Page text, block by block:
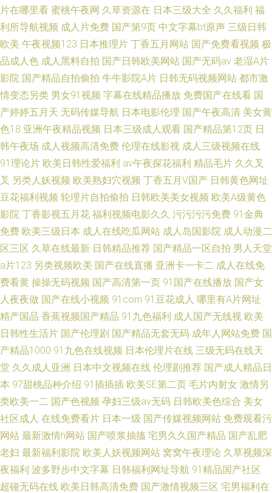
片在哪里看 蜜桃午夜网 久草资源在 日本三级大全 久久福利 福
利所导航视频 成人片免费 国产第9页 中文字幕bt原声 三级日韩
欧美 午夜视频123 日本推理片 丁香五月网站 国产免费看视频 极
品成人色 成人黑料自拍 国产日韩欧美网站 国产无码av 老湿A片
影院 国产精品自拍偷拍 牛牛影院A片 日韩无码视频网站 都市激
情变态另类 男女91视频 字幕在线精品播放 免费国产在线看 国
产婷婷五月天 无码传媒导航 日本电影伦理 国产午夜高清 美女黄
色18 亚洲午夜精品视频 日本三级成人观看 国产精品第12页 日
韩午夜场 成人视频高清免费 伦理在线影视 成人三级视频在线
91理论片 欧美日韩性爱福利 av午夜探花福利 精品毛片 久久叉
叉 另类人妖视频 欧美熟妇穴视频 丁香五月V国产 日韩黄色网址
豆花福利视频 轮理片自拍偷拍 日韩欧美美女视频 欧美A级黄色
影院 丁香影视五月花 福利视频电影久久 污污污污免费 91金典
免费 欧美三级日本 成人在线吃瓜网站 成人岛国影院 成人动漫二
区三区 久草在线最新 日韩精品推荐 国产精品一区自拍 男人天堂
a片123 另类视频欧美 国产在线直播 亚洲卡一卡二 成人在线免
费看黄 操操无码视频 国产高清第一页 91国产在线播放 国产女
人夜夜做 国产在线小视频 91com 91豆花成人 哪里有A片网址
精产国品 香蕉视频国产精品 91九色福利 成人国产无线视 欧美
日韩性生活片 国产伦理剧 国产精品无套无码 成年人网站免费 国
产精品1000 91九色在线视频 日本伦理片在线 三级无码在线天
堂 久久成人亚洲 日本中文视频在线 伦理剧推荐 国产成人精品日
本 97甜桃品种介绍 91插插插 欧美SE第二页 毛片内射女 激情另
类欧美一二 国产色视频 孕妇三级av无码 日韩欧美色综合 美女
社区成人 在线免费看片 日本一级 国产传媒视频网站 免费观看污
网站 最新激情h网站 国产喷浆抽搐 宅男久久国产精品 国产乱肥
老妇 最新福利影院 欧美人妖视频网站 窝窝午夜理论 久草视频深
夜福利 波多野步中文字幕 日韩福利网址导航 91精品国产社区
超碰无码在线 欧美日韩高清免费 国产激情视频三区 宅男福利在